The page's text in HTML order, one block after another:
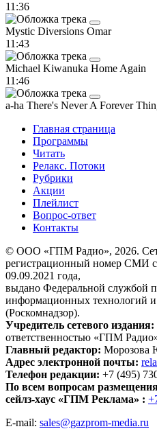
11:36
Mystic Diversions Omar
11:43
Michael Kiwanuka Home Again
11:46
a-ha There's Never A Forever
Главная страница
Программы
Читать
Релакс. Потоки
Рубрики
Акции
Плейлист
Вопрос-ответ
Контакты
© ООО «ГПМ Радио», 2026.
регистрационный номер СМИ
09.09.2021 года,
выдано Федеральной службой
информационных технологий
(Роскомнадзор).
Учредитель сетевого издания:
ответственностью «ГПМ
Главный редактор: Морозова
Адрес электронной почты:
Телефон редакции: +7 (495)
По всем вопросам
сейлз-хаус «ГПМ Реклама» :
E-mail: sales@gazprom-media.ru